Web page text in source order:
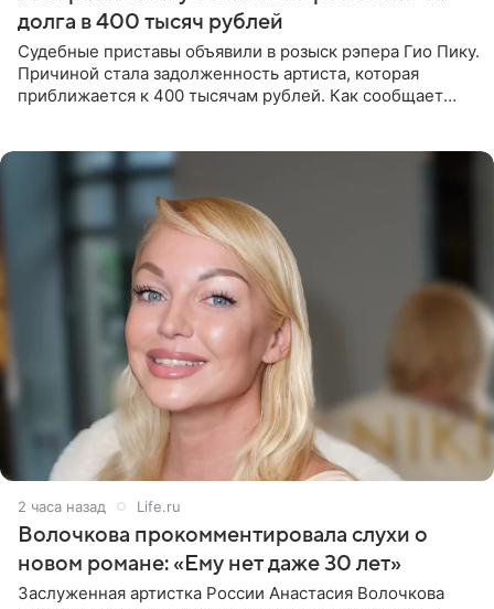
долга в 400 тысяч рублей
Судебные приставы объявили в розыск рэпера Гио Пику.
Причиной стала задолженность артиста, которая
приближается к 400 тысячам рублей. Как сообщает
2 часа назад Life.ru
Волочкова прокомментировала слухи о
новом романе: «Ему нет даже 30 лет»
Заслуженная артистка России Анастасия Волочкова